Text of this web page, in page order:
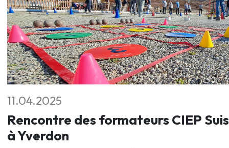
11.04.2025
Rencontre des formateurs CIEP
à Yverdon